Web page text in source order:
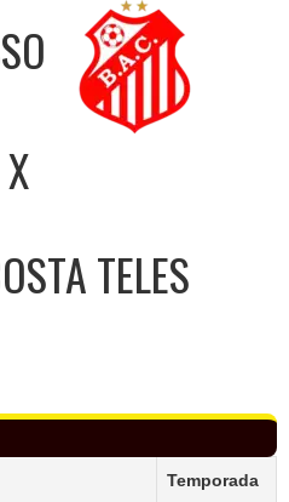
X
TELES
Temporada